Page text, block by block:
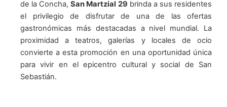
de la Concha,San Martzial 29 brinda a sus residentes
el privilegio de disfrutar de una de las ofertas
gastronómicas más destacadas a nivel mundial. La
proximidad a teatros, galerías y locales de ocio
convierte a esta promoción en una oportunidad única
para vivir en el epicentro cultural y social de San
Sebastián.